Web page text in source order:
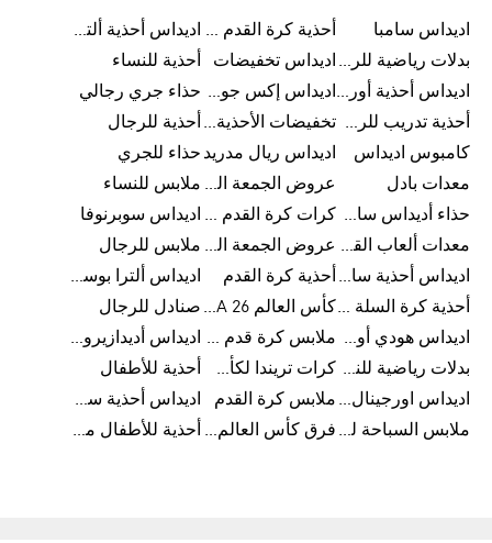
اديداس سامبا أحذية كرة القدم للرجال
اديداس أحذية ألترا بوست للرجال
بدلات رياضية للرجال اديداس تخفيضات
أحذية للنساء
اديداس أحذية أورجينالز
اديداس إكس جود بيلينغهام حذاء جري رجالي
أحذية تدريب للرجال
تخفيضات الأحذية للرجال أحذية للرجال
كامبوس اديداس
اديداس ريال مدريد حذاء للجري
معدات بادل
عروض الجمعة البيضاء للرجال ملابس للنساء
حذاء أديداس سامبا للأطفال
كرات كرة القدم للرجال اديداس سوبرنوفا
معدات ألعاب القوى
عروض الجمعة البيضاء للسيدات ملابس للرجال
اديداس أحذية سامبا للنساء أحذية كرة القدم
اديداس ألترا بوست
أحذية كرة السلة للرجال
كأس العالم FIFA 26™ صنادل للرجال
اديداس هودي أورجينال للنساء
ملابس كرة قدم للاطفال
اديداس أديدازيرو معدات الجري
بدلات رياضية للنساء
كرات تريندا لكأس العالم FIFA 26™
أحذية للأطفال
اديداس اورجينال ملابس ملابس كرة القدم
اديداس أحذية سوبرنوفا للرجال
ملابس السباحة للرجال
فرق كأس العالم FIFA 26™ أحذية للأطفال من 8 إلى 16 سنة